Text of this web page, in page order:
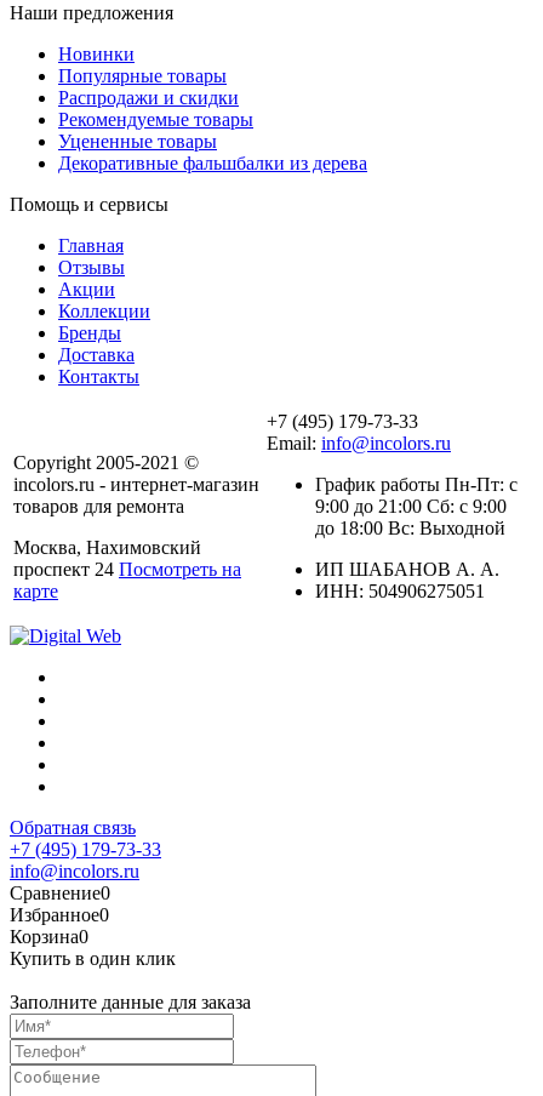
Наши предложения
Новинки
Популярные товары
Распродажи и скидки
Рекомендуемые товары
Уцененные товары
Декоративные фальшбалки из дерева
Помощь и сервисы
Главная
Отзывы
Акции
Коллекции
Бренды
Доставка
Контакты
Copyright 2005-2021 ©
incolors.ru - интернет-магазин
товаров для ремонта
Москва, Нахимовский
проспект 24 Посмотреть на
карте
+7 (495) 179-73-33
Email: info@incolors.ru
График работы Пн-Пт: с
9:00 до 21:00 Сб: с 9:00
до 18:00 Вс: Выходной
ИП ШАБАНОВ А. А.
ИНН: 504906275051
Обратная связь
+7 (495) 179-73-33
info@incolors.ru
Сравнение0
Избранное0
Корзина0
Купить в один клик
Заполните данные для заказа